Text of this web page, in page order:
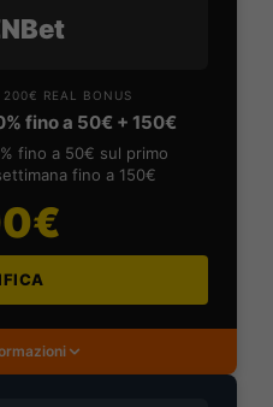
REAL BONUS
fino a 50€ + 150€
fino a 50€ sul primo
fino a 150€